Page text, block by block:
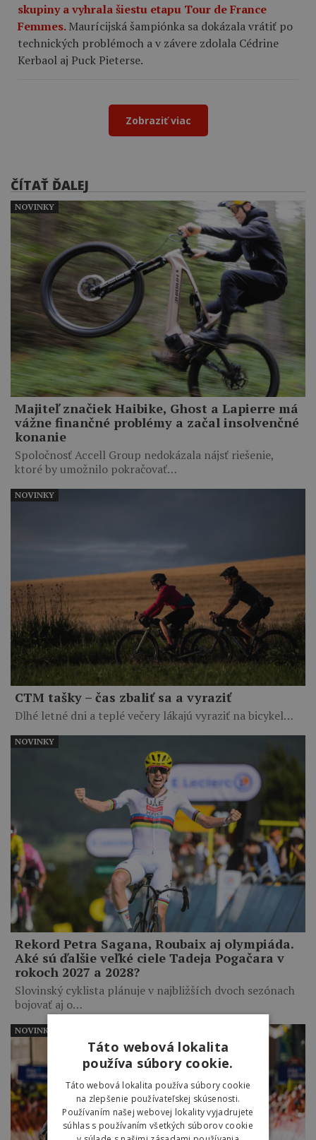
skupiny a vyhrala šiestu etapu Tour de France
Femmes.Maurícijská šampiónka sa dokázala vrátiť po
technických problémoch a v závere zdolala Cédrine
Kerbaol aj Puck Pieterse.
Zobraziť viac
ČÍTAŤ ĎALEJ
Majiteľ značiek Haibike, Ghost a Lapierre má
vážne finančné problémy a začal insolvenčné
konanie
Spoločnosť Accell Group nedokázala nájsť riešenie,
ktoré by umožnilo pokračovať…
NOVINKY
CTM tašky – čas zbaliť sa a vyraziť
Dlhé letné dni a teplé večery lákajú vyraziť na bicykel…
NOVINKY
Rekord Petra Sagana, Roubaix aj olympiáda.
Aké sú ďalšie veľké ciele Tadeja Pogačara v
rokoch 2027 a 2028?
Slovinský cyklista plánuje v najbližších dvoch sezónach
bojovať aj o…
NOVINKY
NOVINKY
Táto webová lokalita
používa súbory cookie.
Táto webová lokalita používa súbory cookie
na zlepšenie používateľskej skúsenosti.
Používaním našej webovej lokality vyjadrujete
súhlas s používaním všetkých súborov cookie